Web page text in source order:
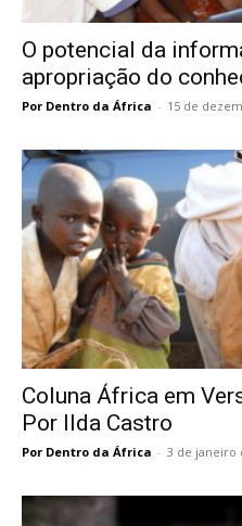
O potencial da
apropriação do
Por Dentro da África - 15 de
Coluna África em
Por Ilda Castro
Por Dentro da África - 3 de janeiro